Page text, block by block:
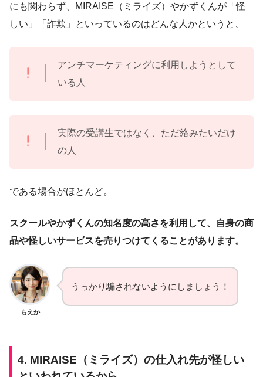
にも関わらず、MIRAISE（ミライズ）やかずくんが「怪
しい」「詐欺」といっているのはどんな人かというと、
アンチマーケティングに利用しようとして
いる人
実際の受講生ではなく、ただ絡みたいだけ
の人
である場合がほとんど。
スクールやかずくんの知名度の高さを利用して、自身の商
品や怪しいサービスを売りつけてくることがあります。
もえか
うっかり騙されないようにしましょう！
4. MIRAISE（ミライズ）の仕入れ先が怪しい